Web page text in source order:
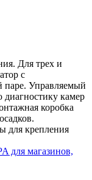
Для трех и
с
паре. Управляемый
диагностику камер
коробка
для крепления